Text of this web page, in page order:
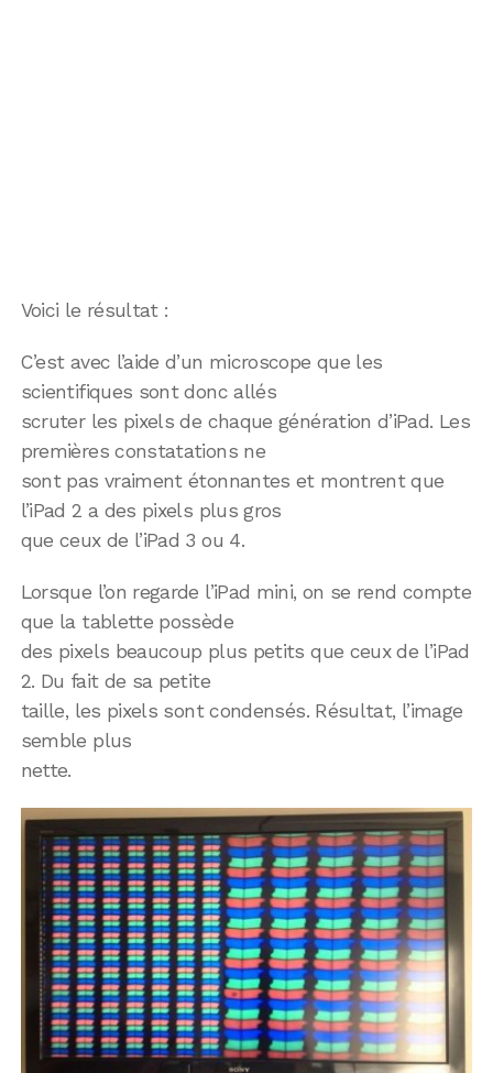
Voici le résultat :
C’est avec l’aide d’un microscope que les
scientifiques sont donc allés
scruter les pixels de chaque génération d’iPad. Les
premières constatations ne
sont pas vraiment étonnantes et montrent que
l’iPad 2 a des pixels plus gros
que ceux de l’iPad 3 ou 4.
Lorsque l’on regarde l’iPad mini, on se rend compte
que la tablette possède
des pixels beaucoup plus petits que ceux de l’iPad
2. Du fait de sa petite
taille, les pixels sont condensés. Résultat, l’image
semble plus
nette.